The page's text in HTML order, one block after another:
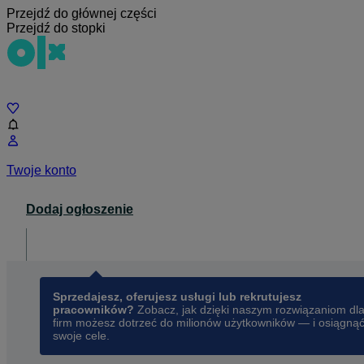
Przejdź do głównej części
Przejdź do stopki
Twoje konto
Dodaj ogłoszenie
Sprzedajesz, oferujesz usługi lub rekrutujesz
pracowników? Zobacz, jak dzięki naszym rozwiązaniom dla
firm możesz dotrzeć do milionów użytkowników — i osiągnąć
swoje cele.